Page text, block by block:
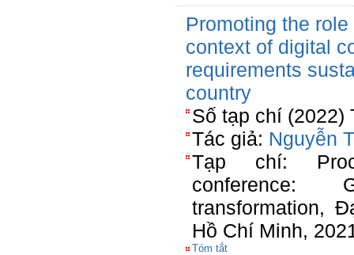
Promoting the
context of digital
requirements
country
Số tạp chí (2022)
Tác giả: Nguyễn
Tạp chí:
conference:
transformation,
Hồ Chí Minh,
Tóm tắt